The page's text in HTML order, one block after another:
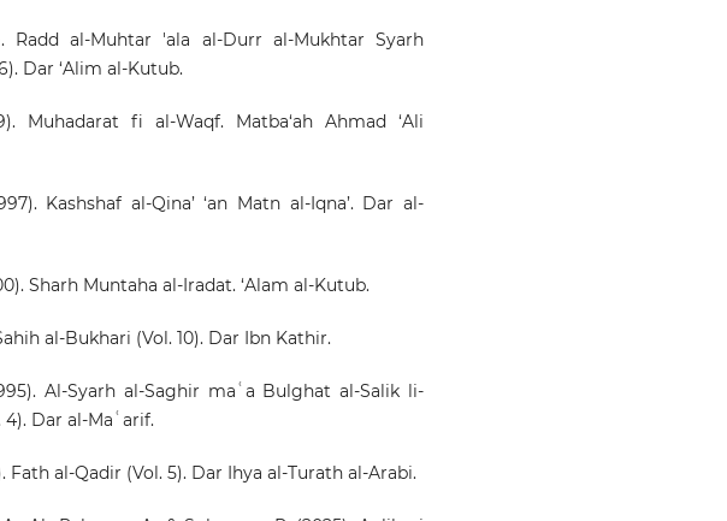
Radd al-Muhtar 'ala al-Durr al-Mukhtar Syarh
Dar ‘Alim al-Kutub.
Muhadarat fi al-Waqf. Matba‘ah Ahmad ‘Ali
Kashshaf al-Qina’ ‘an Matn al-Iqna’. Dar al-
Sharh Muntaha al-Iradat. ‘Alam al-Kutub.
al-Bukhari (Vol. 10). Dar Ibn Kathir.
Al-Syarh al-Saghir maʿa Bulghat al-Salik li-
Dar al-Maʿarif.
Fath al-Qadir (Vol. 5). Dar Ihya al-Turath al-Arabi.